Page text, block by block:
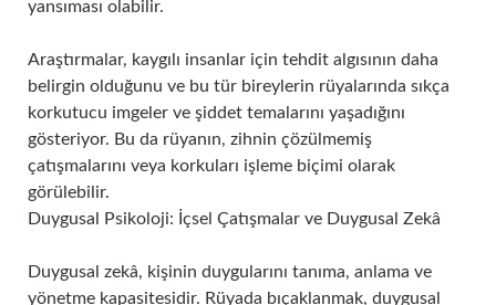
yansıması olabilir.
Araştırmalar, kaygılı insanlar için tehdit algısının daha
belirgin olduğunu ve bu tür bireylerin rüyalarında sıkça
korkutucu imgeler ve şiddet temalarını yaşadığını
gösteriyor. Bu da rüyanın, zihnin çözülmemiş
çatışmalarını veya korkuları işleme biçimi olarak
görülebilir.
Duygusal Psikoloji: İçsel Çatışmalar ve Duygusal Zekâ
Duygusal zekâ, kişinin duygularını tanıma, anlama ve
yönetme kapasitesidir. Rüyada bıçaklanmak, duygusal